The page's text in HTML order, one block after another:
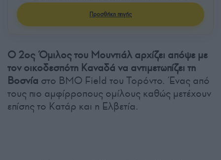
Προσθήκη πηγής
Ο 2ος Όμιλος του Μουντιάλ αρχίζει απόψε με
τον οικοδεσπότη Καναδά να αντιμετωπίζει τη
Βοσνία στο BMO Field του Τορόντο. Ένας από
τους πιο αμφίρροπους ομίλους καθώς μετέχουν
επίσης το Κατάρ και η Ελβετία.